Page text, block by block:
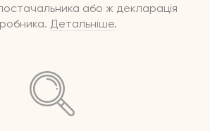
або ж декларація
Детальніше.